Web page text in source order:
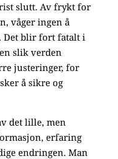
slutt. Av frykt for
våger ingen å
Det blir fort fatalt i
slik verden
justeringer, for
å sikre og
det lille, men
erfaring
endringen. Man